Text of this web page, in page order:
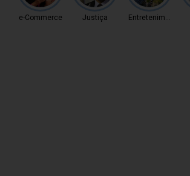
e-Commerce Justiça Entretenimento